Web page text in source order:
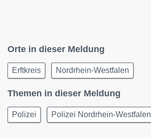
Orte in dieser Meldung
Erftkreis Nordrhein-Westfalen
Themen in dieser Meldung
Polizei Polizei Nordrhein-Westfalen